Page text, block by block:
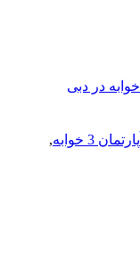
آپارتمان 3 خوابه
,